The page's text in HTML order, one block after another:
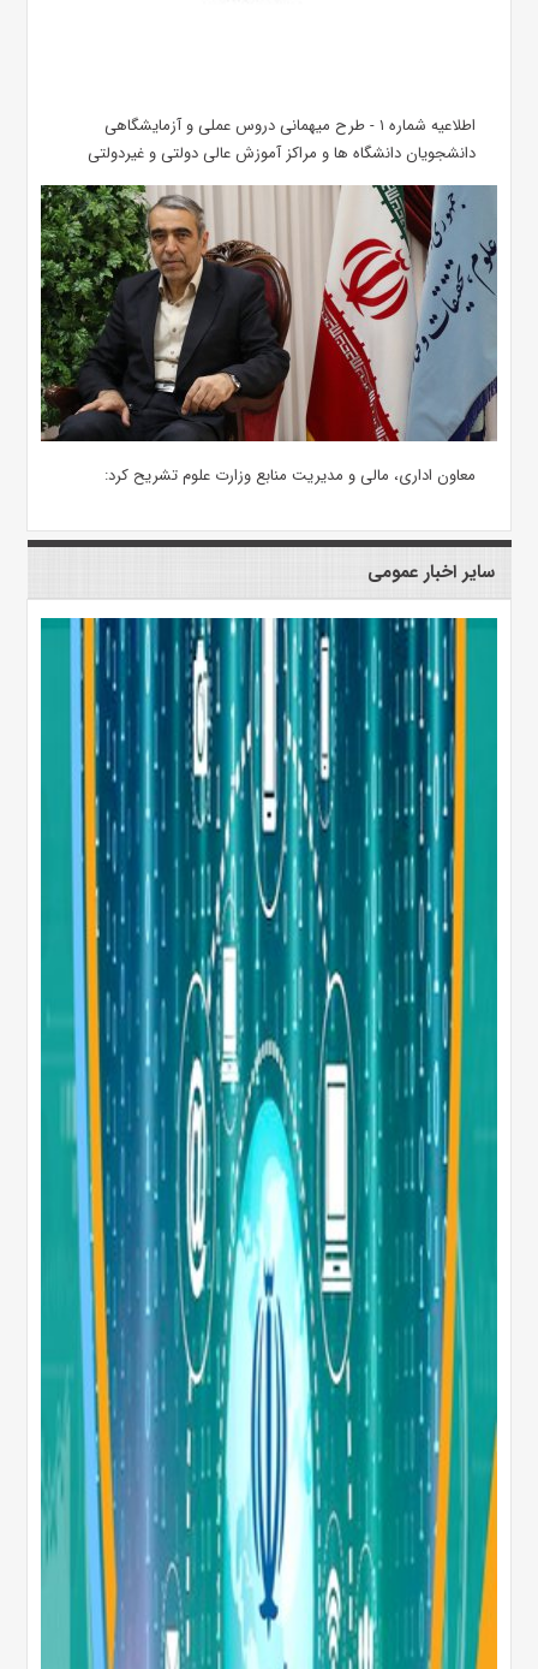
اطلاعیه شماره ۱ - طرح میهمانی دروس عملی و آزمایشگاهی
دانشجویان دانشگاه ها و مراکز آموزش عالی دولتی و غیردولتی
معاون اداری، مالی و مدیریت منابع وزارت علوم تشریح کرد:
سایر اخبار عمومی